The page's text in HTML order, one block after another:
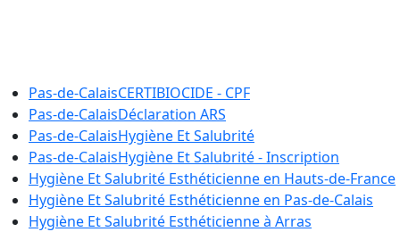
Pas-de-CalaisCERTIBIOCIDE - CPF
Pas-de-CalaisDéclaration ARS
Pas-de-CalaisHygiène Et Salubrité
Pas-de-CalaisHygiène Et Salubrité - Inscription
Hygiène Et Salubrité Esthéticienne en Hauts-de-France
Hygiène Et Salubrité Esthéticienne en Pas-de-Calais
Hygiène Et Salubrité Esthéticienne à Arras